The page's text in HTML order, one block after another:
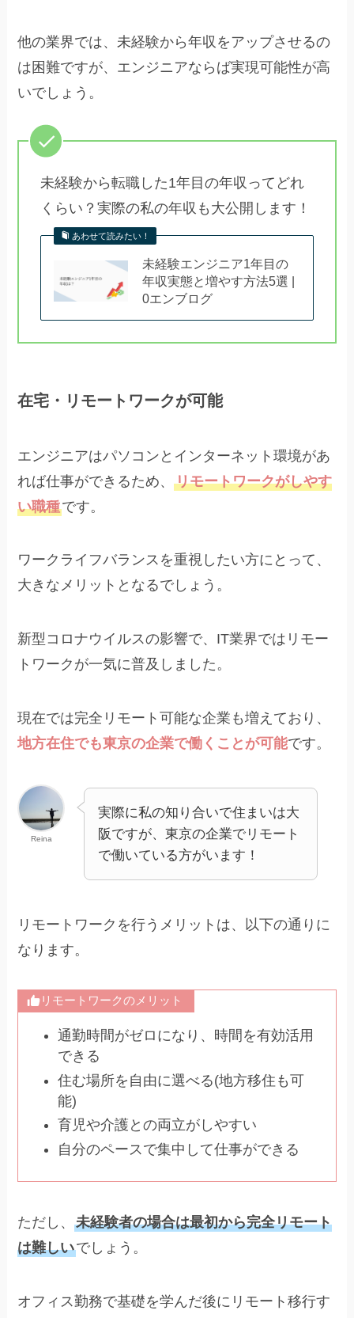
他の業界では、未経験から年収をアップさせるの
は困難ですが、エンジニアならば実現可能性が高
いでしょう。
未経験から転職した1年目の年収ってどれ
くらい？実際の私の年収も大公開します！
あわせて読みたい！
未経験エンジニア1年目の
年収実態と増やす方法5選 |
0エンブログ
在宅・リモートワークが可能
エンジニアはパソコンとインターネット環境があ
れば仕事ができるため、リモートワークがしやす
い職種です。
ワークライフバランスを重視したい方にとって、
大きなメリットとなるでしょう。
新型コロナウイルスの影響で、IT業界ではリモー
トワークが一気に普及しました。
現在では完全リモート可能な企業も増えており、
地方在住でも東京の企業で働くことが可能です。
Reina
実際に私の知り合いで住まいは大
阪ですが、東京の企業でリモート
で働いている方がいます！
リモートワークを行うメリットは、以下の通りに
なります。
リモートワークのメリット
通勤時間がゼロになり、時間を有効活用
できる
住む場所を自由に選べる(地方移住も可
能)
育児や介護との両立がしやすい
自分のペースで集中して仕事ができる
ただし、未経験者の場合は最初から完全リモート
は難しいでしょう。
オフィス勤務で基礎を学んだ後にリモート移行す